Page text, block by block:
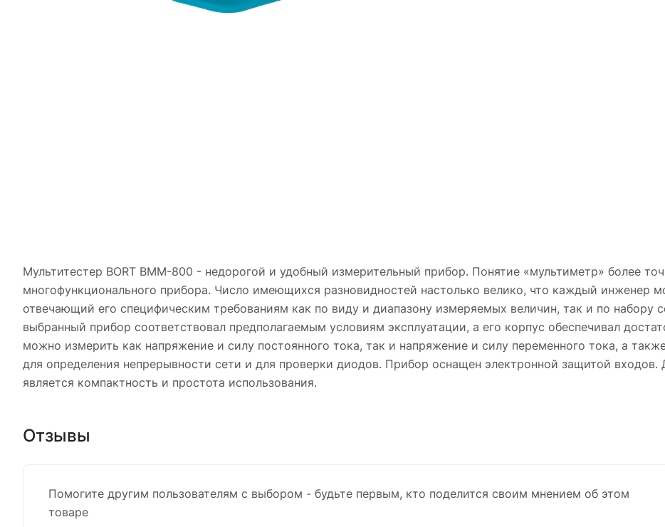
Мультитестер BORT BMM-800 - недорогой и удобный измерительный прибор. Понятие «мультиметр» более
многофункционального прибора. Число имеющихся разновидностей настолько велико, что каждый инженер
отвечающий его специфическим требованиям как по виду и диапазону измеряемых величин, так и по набору
выбранный прибор соответствовал предполагаемым условиям эксплуатации, а его корпус обеспечивал
можно измерить как напряжение и силу постоянного тока, так и напряжение и силу переменного тока, а
для определения непрерывности сети и для проверки диодов. Прибор оснащен электронной защитой
является компактность и простота использования.
Отзывы
Помогите другим пользователям с выбором - будьте первым, кто поделится своим мнением об этом
товаре